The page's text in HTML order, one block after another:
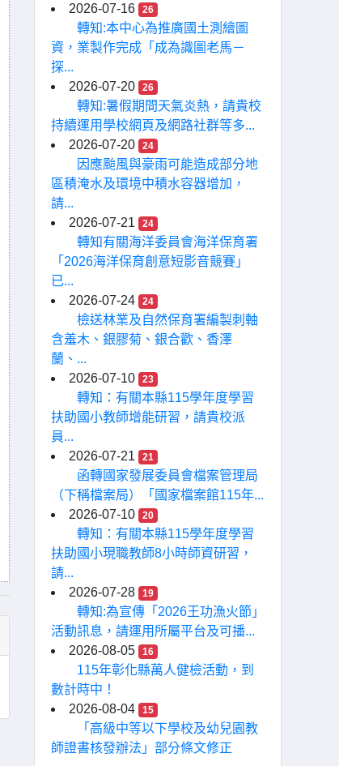
2026-07-16
26
轉知:本中心為推廣國土測繪圖
資，業製作完成「成為識圖老馬－
探...
2026-07-20
26
轉知:暑假期間天氣炎熱，請貴校
持續運用學校網頁及網路社群等多...
2026-07-20
24
因應颱風與豪雨可能造成部分地
區積淹水及環境中積水容器增加，
請...
2026-07-21
24
轉知有關海洋委員會海洋保育署
「2026海洋保育創意短影音競賽」
已...
2026-07-24
24
檢送林業及自然保育署編製刺軸
含羞木、銀膠菊、銀合歡、香澤
蘭、...
2026-07-10
23
轉知：有關本縣115學年度學習
扶助國小教師增能研習，請貴校派
員...
2026-07-21
21
函轉國家發展委員會檔案管理局
（下稱檔案局）「國家檔案館115年...
2026-07-10
20
轉知：有關本縣115學年度學習
扶助國小現職教師8小時師資研習，
請...
2026-07-28
19
轉知:為宣傳「2026王功漁火節」
活動訊息，請運用所屬平台及可播...
2026-08-05
16
115年彰化縣萬人健檢活動，到
數計時中！
2026-08-04
15
「高級中等以下學校及幼兒園教
師證書核發辦法」部分條文修正